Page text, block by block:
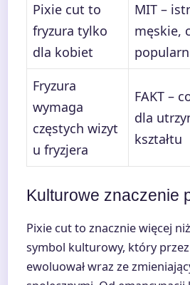
Pixie cut to
fryzura tylko
dla kobiet
MIT –
męskie,
Fryzura
wymaga
częstych wizyt
u fryzjera
FAKT –
dla
kształtu
Kulturowe znaczenie
Pixie cut to znacznie więcej
symbol kulturowy, który
ewoluował wraz ze